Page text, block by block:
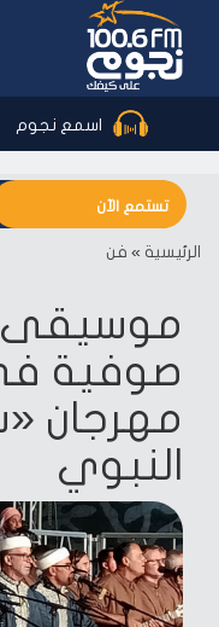
اسمع نجوم
تستمع الآن
نجوم اف ام - على
الرئيسية » فن
موسيقى
صوفية
مهرجان
النبوي